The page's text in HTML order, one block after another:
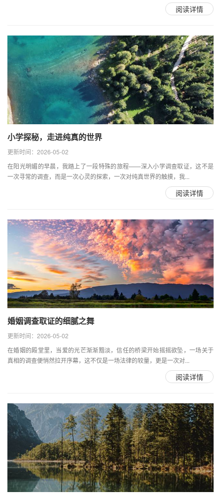
阅读详情
小学探秘，走进纯真的世界
更新时间：2026-05-02
在阳光明媚的早晨，我踏上了一段特殊的旅程——深入小学调查取证，这不是
一次寻常的调查，而是一次心灵的探索，一次对纯真世界的触摸，我...
阅读详情
婚姻调查取证的细腻之舞
更新时间：2026-05-02
在婚姻的殿堂里，当爱的光芒渐渐黯淡，信任的桥梁开始摇摇欲坠，一场关于
真相的调查便悄然拉开序幕，这不仅是一场法律的较量，更是一次对...
阅读详情